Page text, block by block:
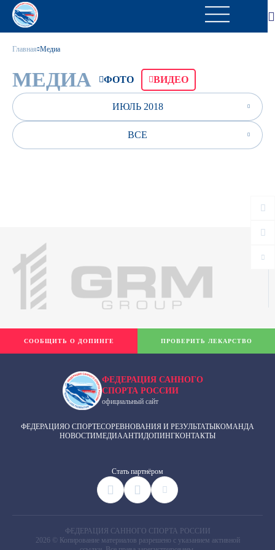
Главная Медиа
МЕДИА ФОТО ВИДЕО
ИЮЛЬ 2018
ВСЕ
ФЕДЕРАЦИЯ САННОГО
СПОРТА РОССИИ
официальный сайт
ФЕДЕРАЦИЯО СПОРТЕСОРЕВНОВАНИЯ И РЕЗУЛЬТАТЫКОМАНДА
НОВОСТИМЕДИААНТИДОПИНГКОНТАКТЫ
Cтать партнёром
СООБЩИТЬ О ДОПИНГЕ ПРОВЕРИТЬ ЛЕКАРСТВО
ФЕДЕРАЦИЯ САННОГО СПОРТА РОССИИ
2026 © Копирование материалов разрешено с указанием активной